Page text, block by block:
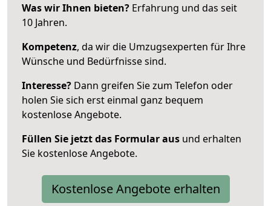
Was wir Ihnen bieten? Erfahrung und das seit
10 Jahren.
Kompetenz, da wir die Umzugsexperten für Ihre
Wünsche und Bedürfnisse sind.
Interesse? Dann greifen Sie zum Telefon oder
holen Sie sich erst einmal ganz bequem
kostenlose Angebote.
Füllen Sie jetzt das Formular aus und erhalten
Sie kostenlose Angebote.
Kostenlose Angebote erhalten